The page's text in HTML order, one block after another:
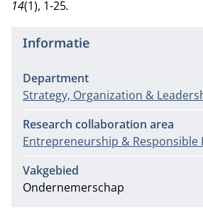
14(1), 1-25.
Informatie
Department
Strategy, Organization &
Research collaboration area
Entrepreneurship & Responsible
Vakgebied
Ondernemerschap